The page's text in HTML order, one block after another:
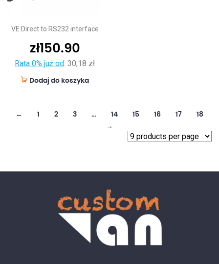
VE.Direct to RS232 interface
zł150.90
Rata 0% już od: 30,18 zł
Dodaj do koszyka
← 1 2 3 … 14 15 16 17
18
→